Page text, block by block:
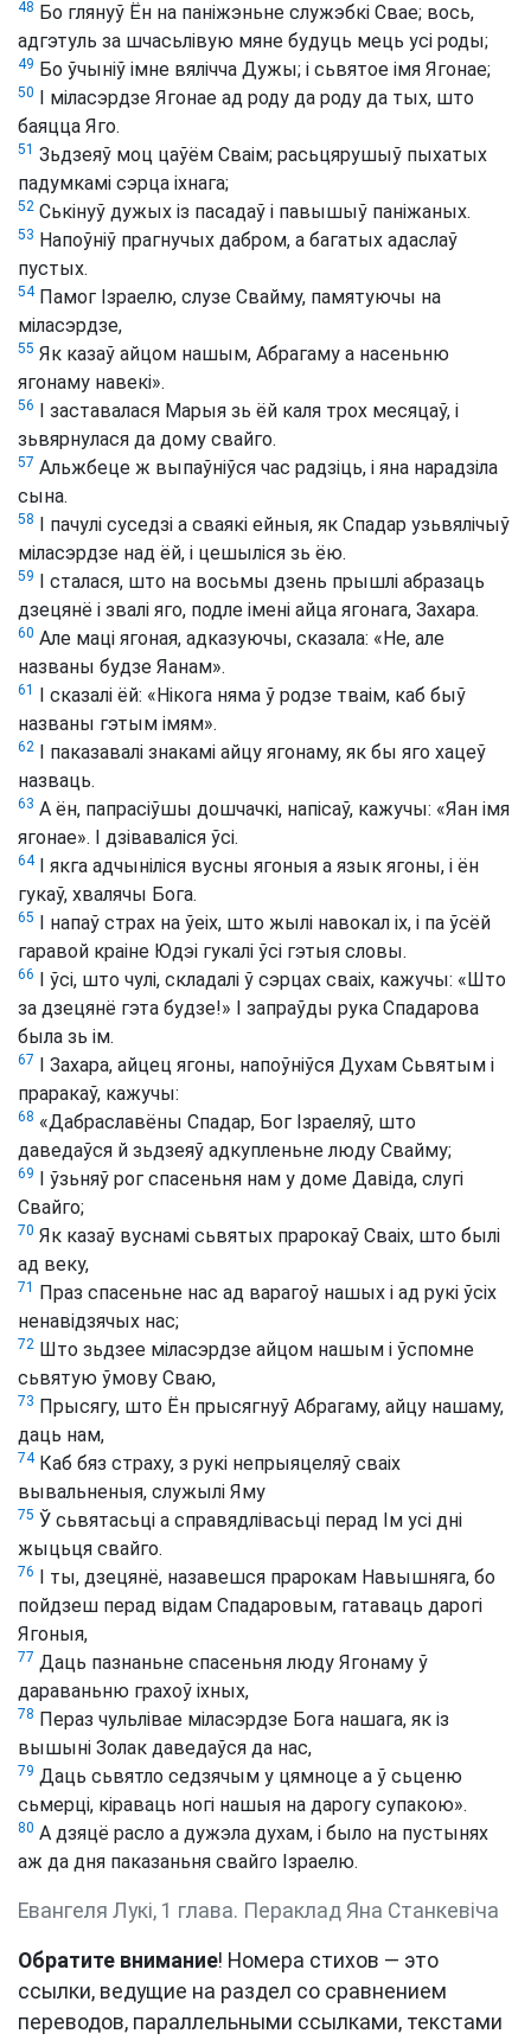
48 Бо глянуў Ён на паніжэньне служэбкі Свае; вось,
адгэтуль за шчасьлівую мяне будуць мець усі роды;
49 Бо ўчыніў імне вялічча Дужы; і сьвятое імя Ягонае;
50
І міласэрдзе Ягонае ад роду да роду да тых, што
баяцца Яго.
51 Зьдзеяў моц цаўём Сваім; расьцярушыў пыхатых
падумкамі сэрца іхнага;
52 Ськінуў дужых із пасадаў і павышыў паніжаных.
53 Напоўніў прагнучых дабром, а багатых адаслаў
пустых.
54Памог Ізраелю, слузе Свайму, памятуючы на
міласэрдзе,
55 Як казаў айцом нашым, Абрагаму а насеньню
ягонаму навекі».
56
І заставалася Марыя зь ёй каля трох месяцаў, і
зьвярнулася да дому свайго.
57 Альжбеце ж выпаўніўся час радзіць, і яна нарадзіла
сына.
58
І пачулі суседзі а сваякі ейныя, як Спадар узьвялічыў
міласэрдзе над ёй, і цешыліся зь ёю.
59
І сталася, што на восьмы дзень прышлі абразаць
дзецянё і звалі яго, подле імені айца ягонага, Захара.
60 Але маці ягоная, адказуючы, сказала: «Не, але
названы будзе Яанам».
61
І сказалі ёй: «Нікога няма ў родзе тваім, каб быў
названы гэтым імям».
62
І паказавалі знакамі айцу ягонаму, як бы яго хацеў
назваць.
63 А ён, папрасіўшы дошчачкі, напісаў, кажучы: «Яан імя
ягонае». І дзіваваліся ўсі.
64І якга адчыніліся вусны ягоныя а язык ягоны, і ён
гукаў, хвалячы Бога.
65
І напаў страх на ўеіх, што жылі навокал іх, і па ўсёй
гаравой краіне Юдэі гукалі ўсі гэтыя словы.
66
І ўсі, што чулі, складалі ў сэрцах сваіх, кажучы: «Што
за дзецянё гэта будзе!» І запраўды рука Спадарова
была зь ім.
67
І Захара, айцец ягоны, напоўніўся Духам Сьвятым і
праракаў, кажучы:
68 «Дабраславёны Спадар, Бог Ізраеляў, што
даведаўся й зьдзеяў адкупленьне люду Свайму;
69
І ўзьняў рог спасеньня нам у доме Давіда, слугі
Свайго;
70 Як казаў вуснамі сьвятых прарокаў Сваіх, што былі
ад веку,
71
Праз спасеньне нас ад варагоў нашых і ад рукі ўсіх
ненавідзячых нас;
72 Што зьдзее міласэрдзе айцом нашым і ўспомне
сьвятую ўмову Сваю,
73 Прысягу, што Ён прысягнуў Абрагаму, айцу нашаму,
даць нам,
74Каб бяз страху, з рукі непрыяцеляў сваіх
вывальненыя, служылі Яму
75 Ў сьвятасьці а справядлівасьці перад Ім усі дні
жыцьця свайго.
76
І ты, дзецянё, назавешся прарокам Навышняга, бо
пойдзеш перад відам Спадаровым, гатаваць дарогі
Ягоныя,
77 Даць пазнаньне спасеньня люду Ягонаму ў
дараваньню грахоў іхных,
78 Пераз чульлівае міласэрдзе Бога нашага, як із
вышыні Золак даведаўся да нас,
79 Даць сьвятло седзячым у цямноце а ў сьценю
сьмерці, кіраваць ногі нашыя на дарогу супакою».
80 А дзяцё расло а дужэла духам, і было на пустынях
аж да дня паказаньня свайго Ізраелю.
Евангеля Лукі, 1 глава. Пераклад Яна Станкевіча
Обратите внимание! Номера стихов — это
ссылки, ведущие на раздел со сравнением
переводов, параллельными ссылками, текстами